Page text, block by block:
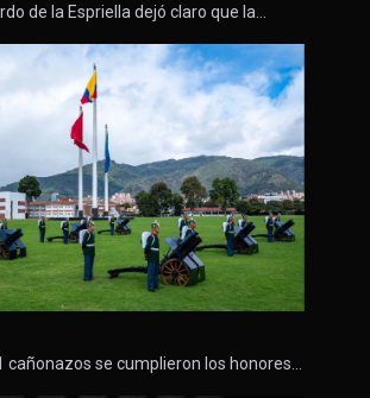
de la Espriella dejó claro que la…
cañonazos se cumplieron los honores…